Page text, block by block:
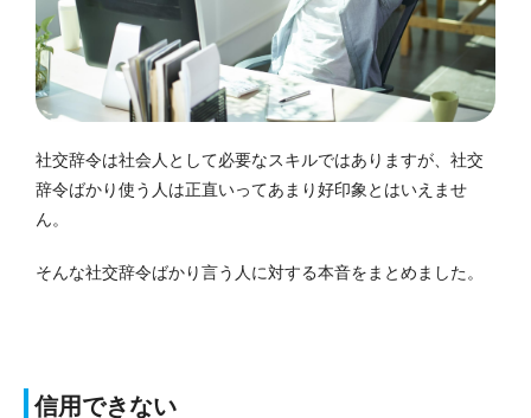
社交辞令は社会人として必要なスキルではありますが、社交
辞令ばかり使う人は正直いってあまり好印象とはいえませ
ん。
そんな社交辞令ばかり言う人に対する本音をまとめました。
信用できない